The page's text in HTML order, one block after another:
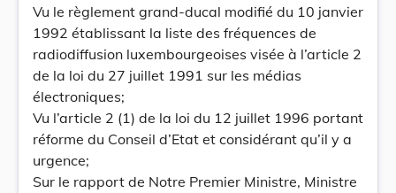
Vu le règlement grand-ducal modifié du 10 janvier
1992 établissant la liste des fréquences de
radiodiffusion luxembourgeoises visée à l’article 2
de la loi du 27 juillet 1991 sur les médias
électroniques;
Vu l’article 2 (1) de la loi du 12 juillet 1996 portant
réforme du Conseil d’Etat et considérant qu’il y a
urgence;
Sur le rapport de Notre Premier Ministre, Ministre